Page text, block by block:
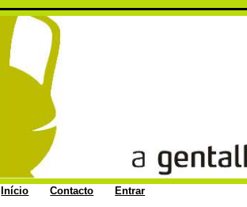
Início Contacto Entrar